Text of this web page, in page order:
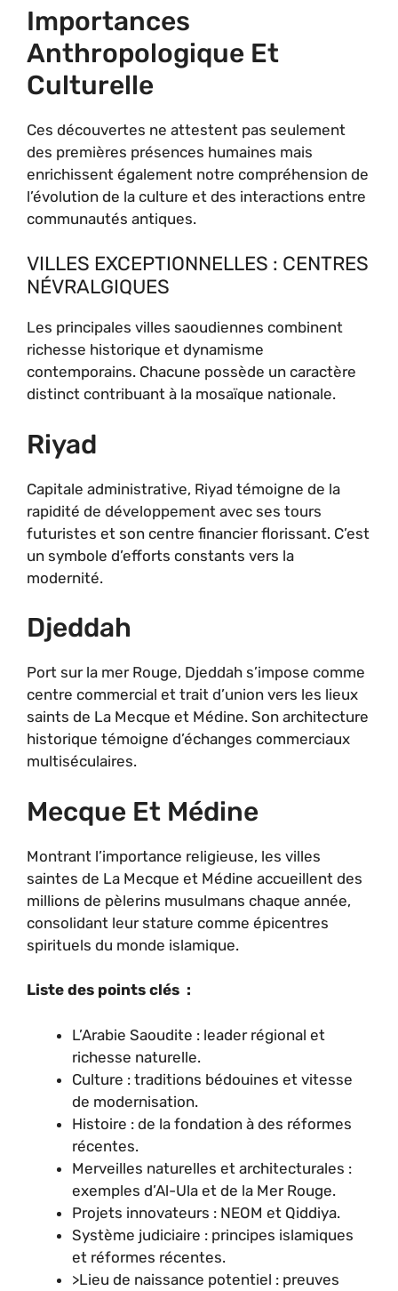
Importances
Anthropologique Et
Culturelle
Ces découvertes ne attestent pas seulement
des premières présences humaines mais
enrichissent également notre compréhension de
l’évolution de la culture et des interactions entre
communautés antiques.
VILLES EXCEPTIONNELLES : CENTRES
NÉVRALGIQUES
Les principales villes saoudiennes combinent
richesse historique et dynamisme
contemporains. Chacune possède un caractère
distinct contribuant à la mosaïque nationale.
Riyad
Capitale administrative, Riyad témoigne de la
rapidité de développement avec ses tours
futuristes et son centre financier florissant. C’est
un symbole d’efforts constants vers la
modernité.
Djeddah
Port sur la mer Rouge, Djeddah s’impose comme
centre commercial et trait d’union vers les lieux
saints de La Mecque et Médine. Son architecture
historique témoigne d’échanges commerciaux
multiséculaires.
Mecque Et Médine
Montrant l’importance religieuse, les villes
saintes de La Mecque et Médine accueillent des
millions de pèlerins musulmans chaque année,
consolidant leur stature comme épicentres
spirituels du monde islamique.
Liste des points clés :
L’Arabie Saoudite : leader régional et
richesse naturelle.
Culture : traditions bédouines et vitesse
de modernisation.
Histoire : de la fondation à des réformes
récentes.
Merveilles naturelles et architecturales :
exemples d’Al-Ula et de la Mer Rouge.
Projets innovateurs : NEOM et Qiddiya.
Système judiciaire : principes islamiques
et réformes récentes.
>Lieu de naissance potentiel : preuves